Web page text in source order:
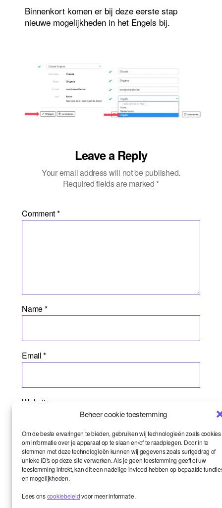
Beheer cookie toestemming
Om de beste ervaringen te bieden, gebruiken wij technologieën zoals cookies
om informatie over je apparaat op te slaan en/of te raadplegen. Door in te
stemmen met deze technologieën kunnen wij gegevens zoals surfgedrag of
unieke ID's op deze site verwerken. Als je geen toestemming geeft of uw
toestemming intrekt, kan dit een nadelige invloed hebben op bepaalde
en mogelijkheden.
Lees onscookiebeleidvoor meer informatie.
Binnenkort komen er bij deze eerste stap
nieuwe mogelijkheden in het Engels bij.
Leave a Reply
Your email address will not be published.
Required fields are marked *
Comment*
Name*
Email*
Website